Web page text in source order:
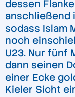
dessen
anschließend
sodass Islam
noch
U23. Nur fünf
dann seinen
einer Ecke
Kieler Sicht